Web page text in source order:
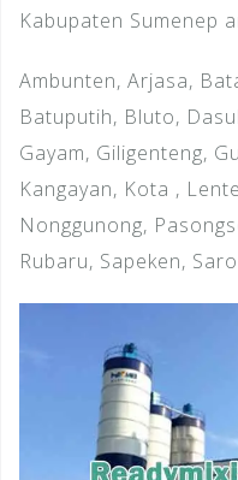
Kabupaten Sumenep
Ambunten, Arjasa,
Batuputih, Bluto,
Gayam, Giligenteng,
Kangayan, Kota ,
Nonggunong,
Rubaru, Sapeken,